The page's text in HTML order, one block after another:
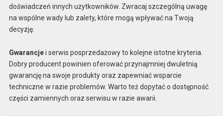
doświadczeń innych użytkowników. Zwracaj szczególną uwagę
na wspólne wady lub zalety, które mogą wpływać na Twoją
decyzję.
Gwarancjei serwis posprzedażowy to kolejne istotne kryteria.
Dobry producent powinien oferować przynajmniej dwuletnią
gwarancję na swoje produkty oraz zapewniać wsparcie
techniczne w razie problemów. Warto też dopytać o dostępność
części zamiennych oraz serwisu w razie awarii.